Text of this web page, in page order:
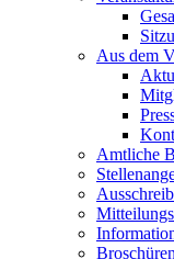
Aus dem
Amtliche
Broschüren